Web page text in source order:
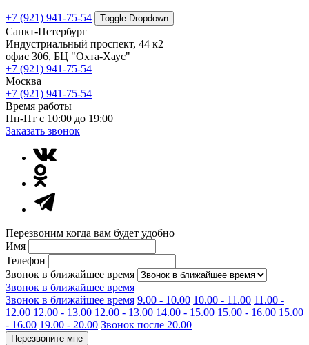
+7 (921) 941-75-54 Toggle Dropdown
Санкт-Петербург
Индустриальный проспект, 44 к2
офис 306, БЦ "Охта-Хаус"
+7 (921) 941-75-54
Москва
+7 (921) 941-75-54
Время работы
Пн-Пт с 10:00 до 19:00
Заказать звонок
Перезвоним когда вам будет удобно
Имя
Телефон
Звонок в ближайшее время
Звонок в ближайшее время
Звонок в ближайшее время 9.00 - 10.00 10.00 - 11.00 11.00 -
12.00 12.00 - 13.00 12.00 - 13.00 14.00 - 15.00 15.00 - 16.00 15.00
- 16.00 19.00 - 20.00 Звонок после 20.00
Перезвоните мне